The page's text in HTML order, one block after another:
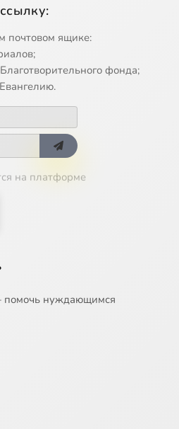
почтовом ящике:
фонда;
на платформе
помочь нуждающимся